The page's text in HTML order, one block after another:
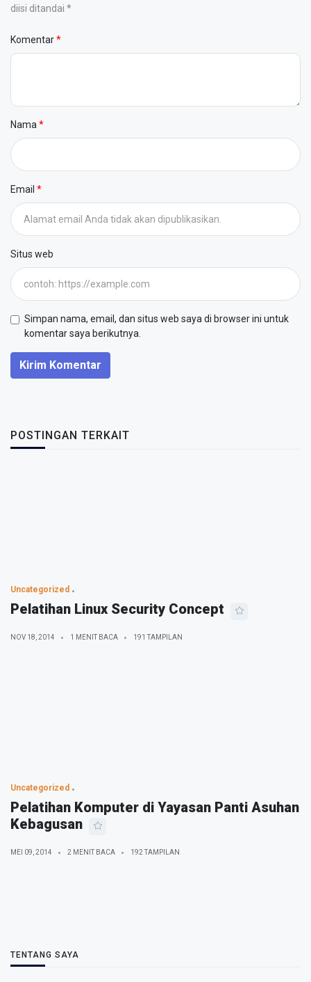
diisi ditandai *
Komentar
Nama
Email
Situs web
Simpan nama, email, dan situs web saya di browser ini untuk
komentar saya berikutnya.
Kirim Komentar
POSTINGAN TERKAIT
Uncategorized
Pelatihan Linux Security Concept
NOV 18, 2014 1 MENIT BACA 191 TAMPILAN
Uncategorized
Pelatihan Komputer di Yayasan Panti Asuhan
Kebagusan
MEI 09, 2014 2 MENIT BACA 192 TAMPILAN
TENTANG SAYA